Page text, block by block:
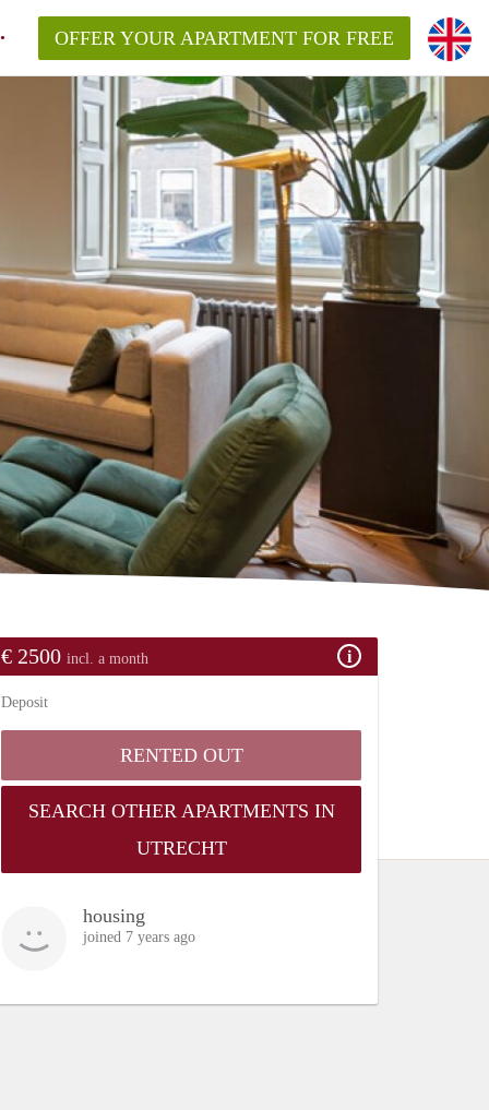
OFFER YOUR APARTMENT FOR FREE
€ 2500 incl. a month
Deposit
RENTED OUT
SEARCH OTHER APARTMENTS IN
UTRECHT
housing
joined 7 years ago